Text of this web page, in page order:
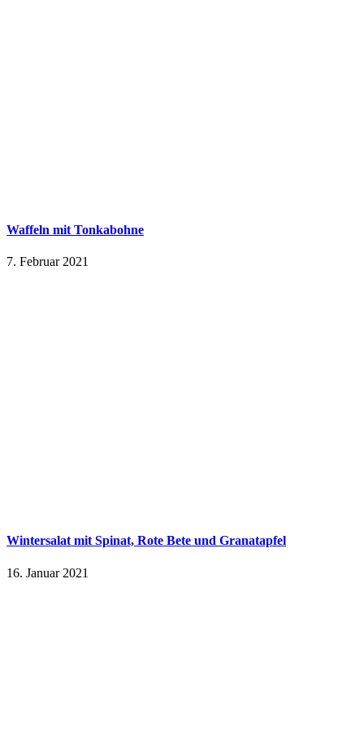
Waffeln mit Tonkabohne
7. Februar 2021
Wintersalat mit Spinat, Rote Bete und Granatapfel
16. Januar 2021